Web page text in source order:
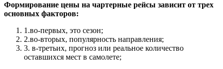
Формирование цены на чартерные рейсы зависит от трех
основных факторов:
1.во-первых, это сезон;
2.во-вторых, популярность направления;
3. в-третьих, прогноз или реальное количество
оставшихся мест в самолете;